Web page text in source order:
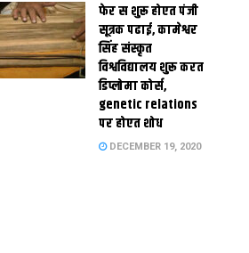
फेर स शुरू होएत पंजी
सूत्रक पढाई, कामेश्वर
सिंह संस्कृत
विश्वविद्यालय शुरू करत
डिप्लोमा कोर्स,
genetic relations
पर होएत शोध
DECEMBER 19, 2020